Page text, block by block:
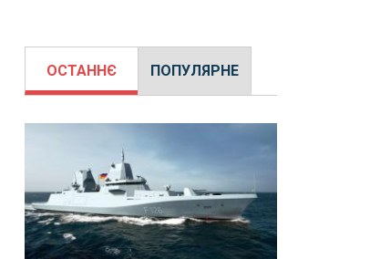
ОСТАННЄ ПОПУЛЯРНЕ